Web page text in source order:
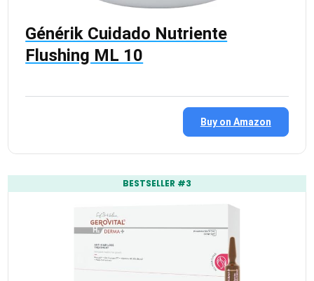
Générik Cuidado Nutriente
Flushing ML 10
Buy on Amazon
BESTSELLER #3